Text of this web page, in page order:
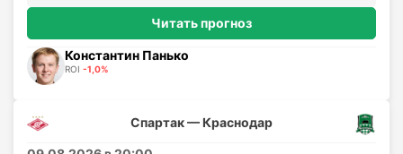
Читать прогноз
Константин Панько
ROI -1,0%
Спартак — Краснодар